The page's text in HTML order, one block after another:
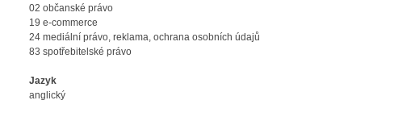
02 občanské právo
19 e-commerce
24 mediální právo, reklama, ochrana osobních údajů
83 spotřebitelské právo
Jazyk
anglický